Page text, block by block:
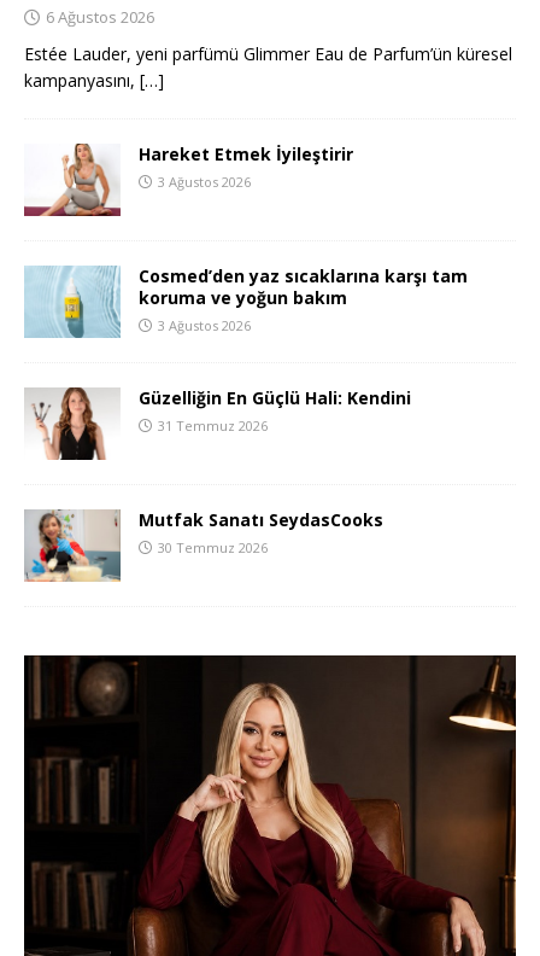
6 Ağustos 2026
Estée Lauder, yeni parfümü Glimmer Eau de Parfum’ün küresel
kampanyasını, […]
Hareket Etmek İyileştirir
3 Ağustos 2026
Cosmed’den yaz sıcaklarına karşı tam
koruma ve yoğun bakım
3 Ağustos 2026
Güzelliğin En Güçlü Hali: Kendini
31 Temmuz 2026
Mutfak Sanatı SeydasCooks
30 Temmuz 2026